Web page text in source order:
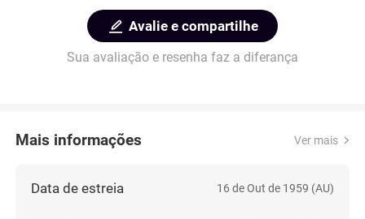
Avalie e compartilhe
Sua avaliação e resenha faz a diferança
Mais informações Ver mais
Data de estreia 16 de Out de 1959 (AU)